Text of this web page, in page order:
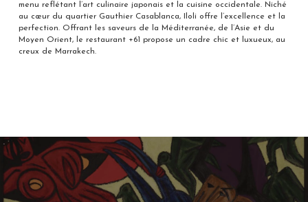
menu reflétant l’art culinaire japonais et la cuisine occidentale. Niché
au cœur du quartier Gauthier Casablanca, Iloli offre l’excellence et la
perfection. Offrant les saveurs de la Méditerranée, de l’Asie et du
Moyen Orient, le restaurant +61 propose un cadre chic et luxueux, au
creux de Marrakech.